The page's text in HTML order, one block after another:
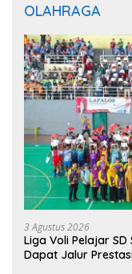
OLAHRAGA
3 Agustus 2026
Liga Voli Pelajar
Dapat Jalur